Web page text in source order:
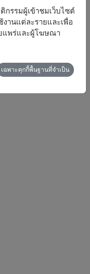
กรรมผู้เข้าชมเว็บไซต์
านแต่ละรายและเพื่อ
แพร่และผู้โฆษณา
เฉพาะคุกกี้พื้นฐานที่จำเป็น